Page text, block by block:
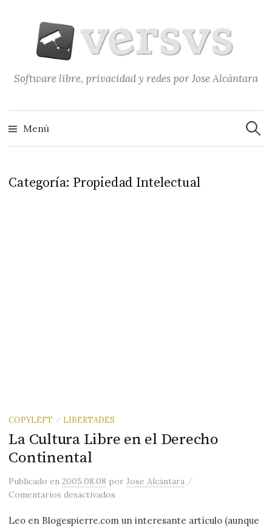
contenido
Software libre, privacidad y redes por Jose Alcántara
Menú
Categoría: Propiedad Intelectual
COPYLEFT / LIBERTADES
La Cultura Libre en el Derecho
Continental
Publicadoen2005.08.08 porJose Alcántara /
Comentarios desactivados
Leo en Blogespierre.com un interesante artículo (aunque